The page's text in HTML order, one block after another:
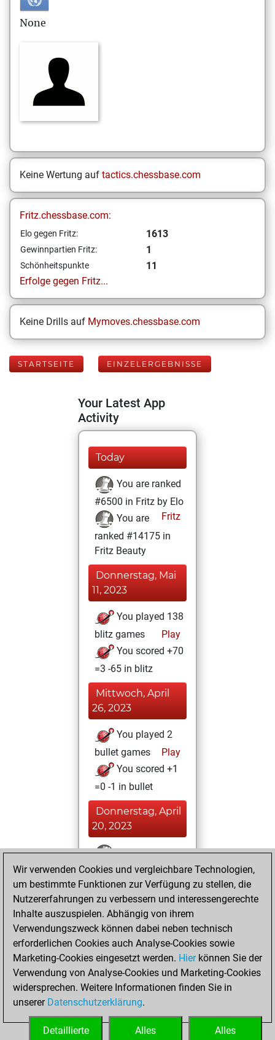
None
Keine Wertung auf tactics.chessbase.com
Fritz.chessbase.com:
Elo gegen Fritz: 1613
Gewinnpartien Fritz: 1
Schönheitspunkte
11
Erfolge gegen Fritz...
Keine Drills auf Mymoves.chessbase.com
STARTSEITE EINZELERGEBNISSE
Your Latest App
Activity
Today
You are ranked
#6500 in Fritz by Elo
Fritz
You are
ranked #14175 in
Fritz Beauty
Donnerstag, Mai
11, 2023
You played 138
blitz games
Play
You scored +70
=3 -65 in blitz
Mittwoch, April
26, 2023
You played 2
bullet games
Play
You scored +1
=0 -1 in bullet
Donnerstag, April
20, 2023
You won
against Fritz
Fritz
You achieved a
BeautyScore of 11
You achieved a
new Elo of 1613
Mittwoch, April
19, 2023
You created
your Fritz account
Wir verwenden Cookies und vergleichbare Technologien,
um bestimmte Funktionen zur Verfügung zu stellen, die
Nutzererfahrungen zu verbessern und interessengerechte
Inhalte auszuspielen. Abhängig von ihrem
Verwendungszweck können dabei neben technisch
erforderlichen Cookies auch Analyse-Cookies sowie
Marketing-Cookies eingesetzt werden. Hierkönnen Sie der
Verwendung von Analyse-Cookies und Marketing-Cookies
widersprechen. Weitere Informationen finden Sie in
unserer Datenschutzerklärung.
Alles
Alles
Detaillierte